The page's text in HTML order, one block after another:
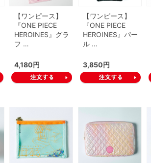
【ワンピース】
『ONE PIECE
HEROINES』グラ
フ …
4,180円
【ワンピース】
『ONE PIECE
HEROINES』パー
ル …
3,850円